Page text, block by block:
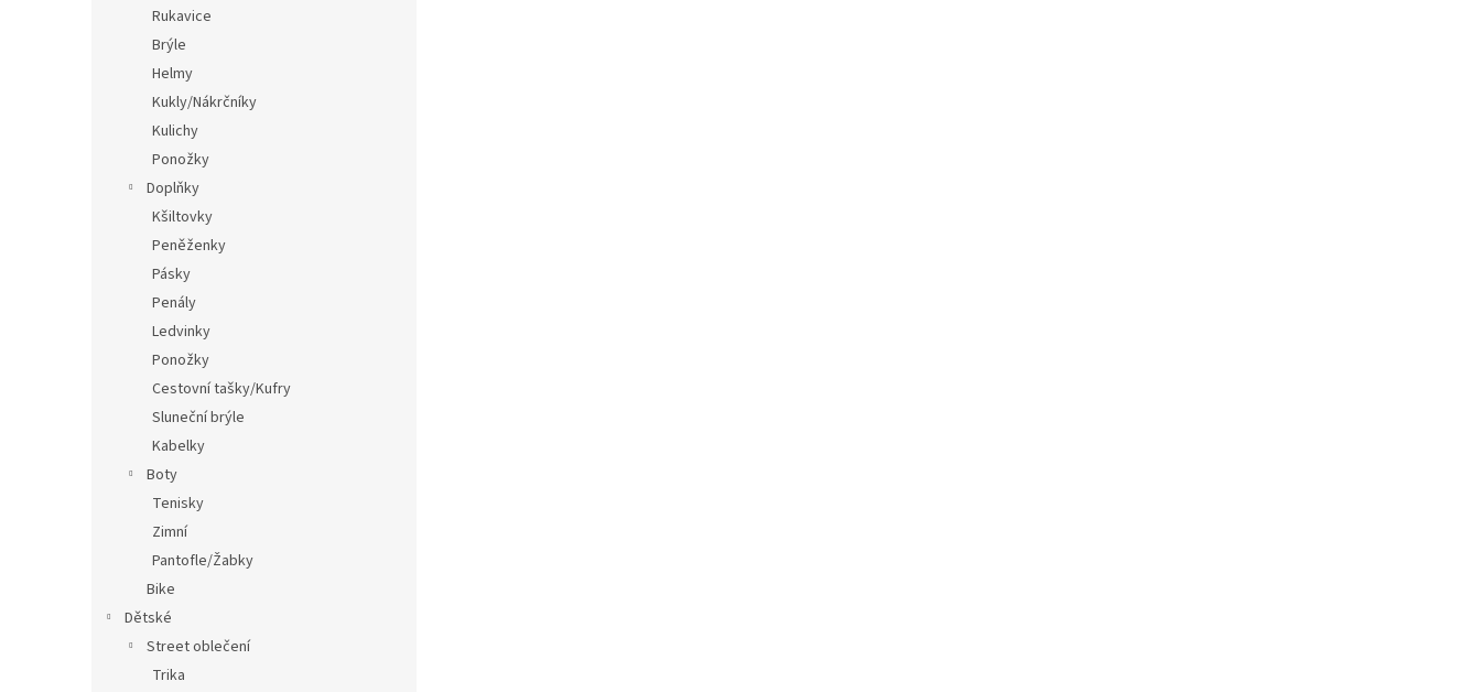
Rukavice
Brýle
Helmy
Kukly/Nákrčníky
Kulichy
Ponožky
Doplňky
Kšiltovky
Peněženky
Pásky
Penály
Ledvinky
Ponožky
Cestovní tašky/Kufry
Sluneční brýle
Kabelky
Boty
Tenisky
Zimní
Pantofle/Žabky
Bike
Dětské
Street oblečení
Trika